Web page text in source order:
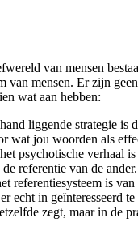
van mensen
van mensen. Er zijn
wat aan hebben:
liggende strategie is
wat jou woorden als
psychotische verhaal
referentie van de
referentiesysteem is
echt in geïnteresseerd
zegt, maar in de